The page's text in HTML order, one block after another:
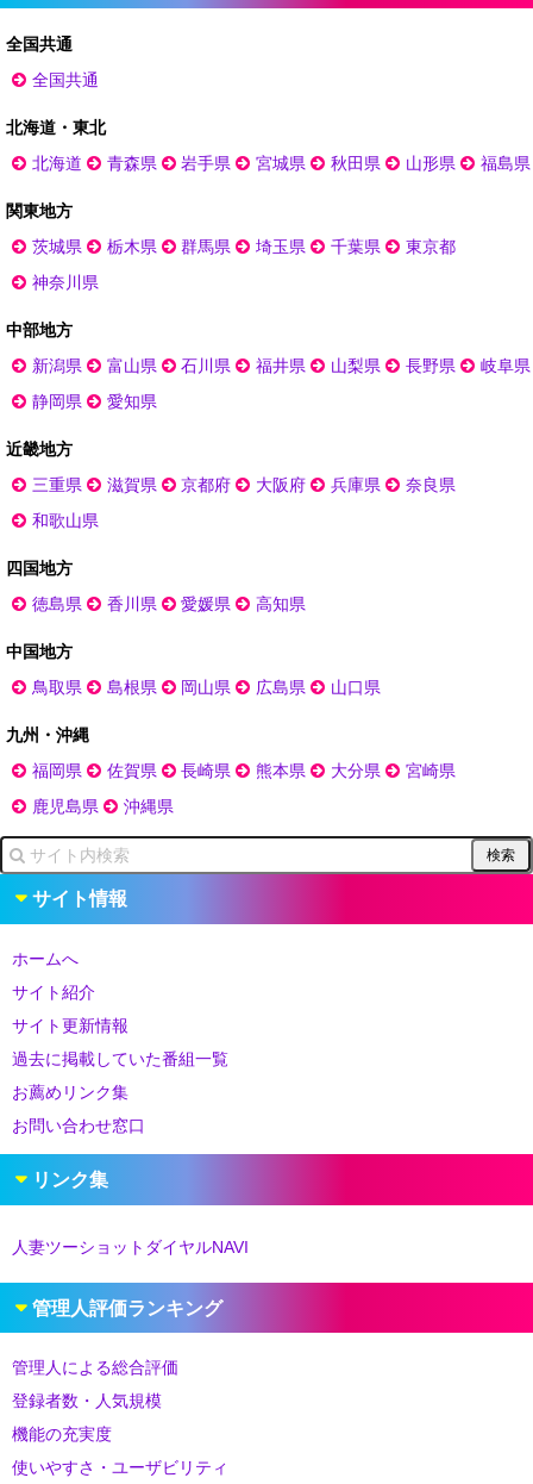
全国共通
全国共通
北海道・東北
北海道
青森県 岩手県 宮城県 秋田県 山形県 福島県
関東地方
茨城県
栃木県 群馬県 埼玉県 千葉県
東京都
神奈川県
中部地方
新潟県
富山県 石川県 福井県 山梨県 長野県
岐阜県
静岡県
愛知県
近畿地方
三重県
滋賀県 京都府 大阪府 兵庫県
奈良県
和歌山県
四国地方
徳島県
香川県 愛媛県 高知県
中国地方
鳥取県
島根県 岡山県 広島県 山口県
九州・沖縄
福岡県
佐賀県 長崎県 熊本県 大分県
宮崎県
鹿児島県
沖縄県
サイト情報
ホームへ
サイト紹介
サイト更新情報
過去に掲載していた番組一覧
お薦めリンク集
お問い合わせ窓口
リンク集
人妻ツーショットダイヤルNAVI
管理人評価ランキング
管理人による総合評価
登録者数・人気規模
機能の充実度
使いやすさ・ユーザビリティ